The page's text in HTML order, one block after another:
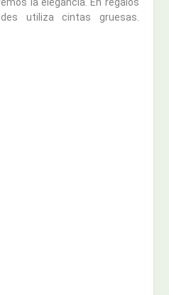
la elegancia. En regalos
utiliza cintas gruesas.